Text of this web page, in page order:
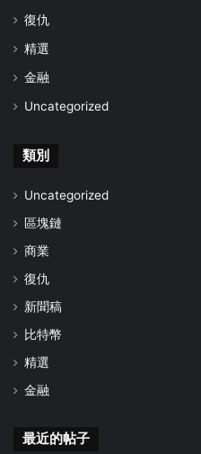
復仇
精選
金融
Uncategorized
類別
Uncategorized
區塊鏈
商業
復仇
新聞稿
比特幣
精選
金融
最近的帖子